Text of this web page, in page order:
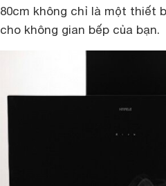
80cm không chỉ là một thiết
cho không gian bếp của bạn.